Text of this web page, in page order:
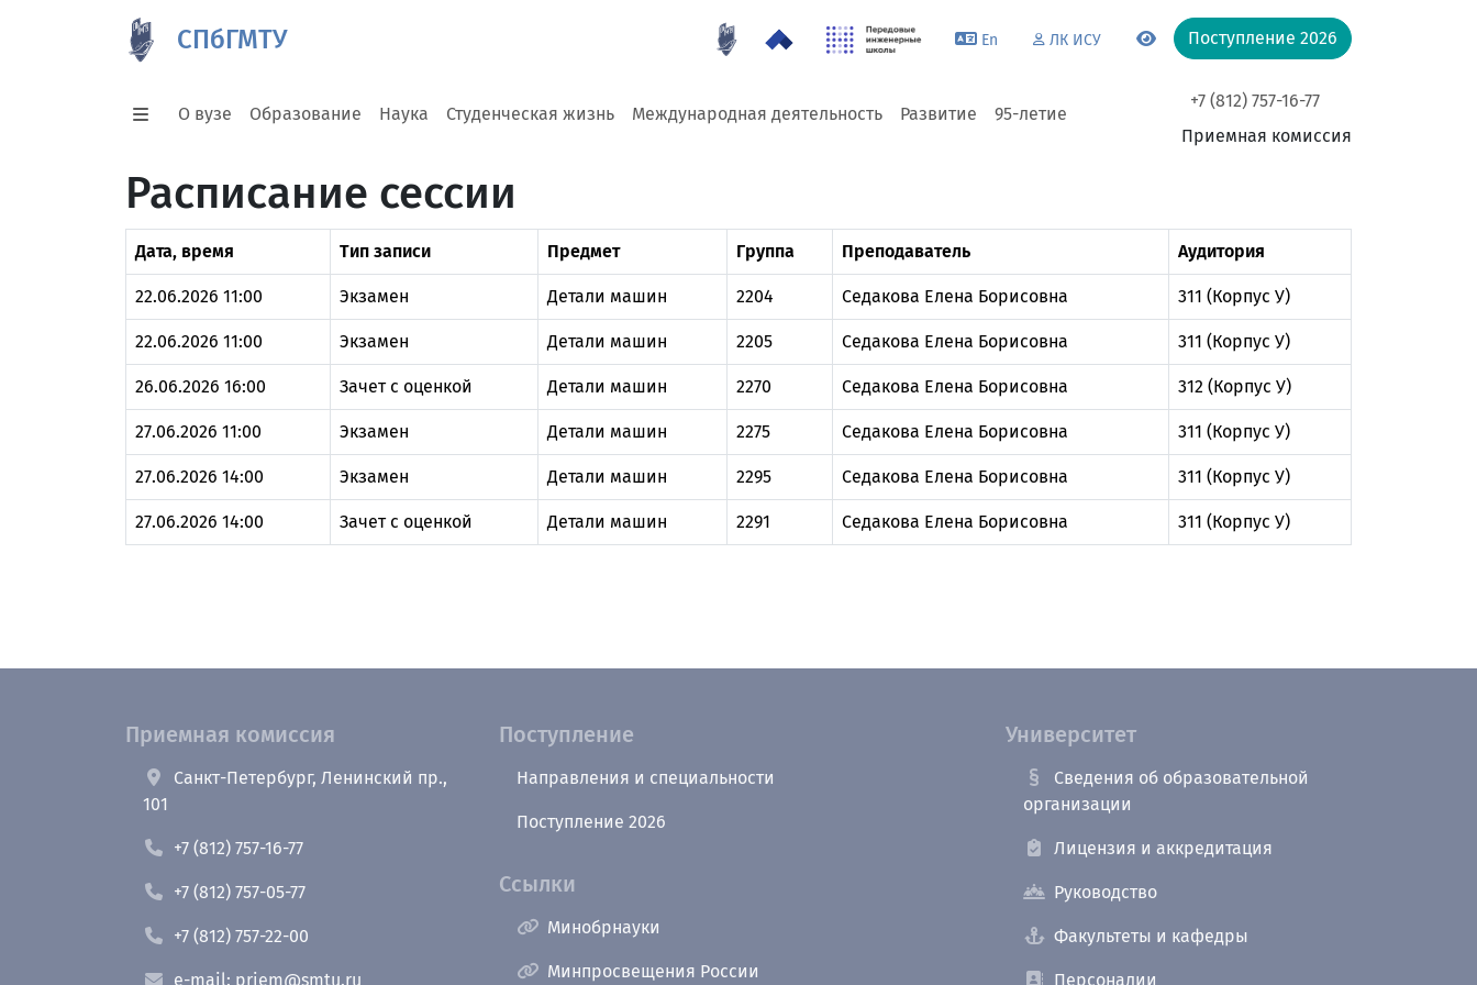
СПбГМТУ En ЛК ИСУ Поступление 2026
О вузе Образование Наука Студенческая жизнь Международная деятельность Развитие 95-летие
+7 (812) 757-16-77
Приемная комиссия
Расписание сессии
Дата, время Тип записи Предмет Группа Преподаватель Аудитория
22.06.2026 11:00 Экзамен Детали машин 2204 Седакова Елена Борисовна 311 (Корпус У)
22.06.2026 11:00 Экзамен Детали машин 2205 Седакова Елена Борисовна 311 (Корпус У)
26.06.2026 16:00 Зачет с оценкой Детали машин 2270 Седакова Елена Борисовна 312 (Корпус У)
27.06.2026 11:00 Экзамен Детали машин 2275 Седакова Елена Борисовна 311 (Корпус У)
27.06.2026 14:00 Экзамен Детали машин 2295 Седакова Елена Борисовна 311 (Корпус У)
27.06.2026 14:00 Зачет с оценкой Детали машин 2291 Седакова Елена Борисовна 311 (Корпус У)
Приемная комиссия
Санкт-Петербург, Ленинский пр.,
101
+7 (812) 757-16-77
+7 (812) 757-05-77
+7 (812) 757-22-00
e-mail: priem@smtu.ru
Поступление
Направления и специальности
Поступление 2026
Ссылки
Минобрнауки
Минпросвещения России
Университет
Сведения об образовательной
организации
Лицензия и аккредитация
Руководство
Факультеты и кафедры
Персоналии